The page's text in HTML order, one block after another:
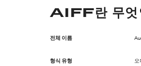
AIFF란 무엇
전체 이름
형식 유형 오